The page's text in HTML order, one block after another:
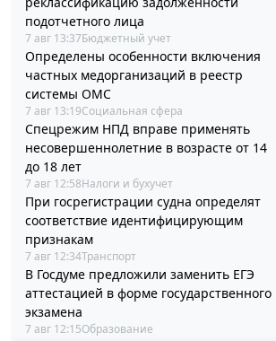
подотчетного лица
7 авг 13:37Бюджетный учет
Определены особенности включения
частных медорганизаций в реестр
системы ОМС
7 авг 13:19Социальная сфера
Спецрежим НПД вправе применять
несовершеннолетние в возрасте от 14
до 18 лет
7 авг 12:58Налоги и бухучет
При госрегистрации судна определят
соответствие идентифицирующим
признакам
7 авг 12:34Транспорт
В Госдуме предложили заменить ЕГЭ
аттестацией в форме государственного
экзамена
7 авг 12:15Образование